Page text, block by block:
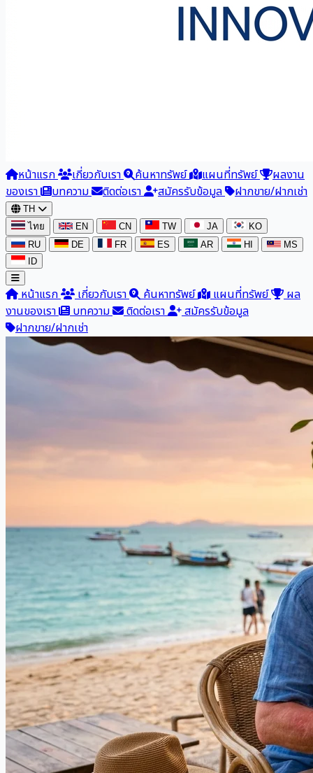
หน้าแรก เกี่ยวกับเรา ค้นหาทรัพย์ แผนที่ทรัพย์
ผลงาน
ของเรา
บทความ ติดต่อเรา สมัครรับข้อมูล ฝากขาย/ฝากเช่า
TH
ไทย
EN CN TW JA
KO
RU
DE FR ES AR HI
MS
ID
หน้าแรก เกี่ยวกับเรา ค้นหาทรัพย์ แผนที่ทรัพย์
ผล
งานของเรา
บทความ ติดต่อเรา
สมัครรับข้อมูล
ฝากขาย/ฝากเช่า